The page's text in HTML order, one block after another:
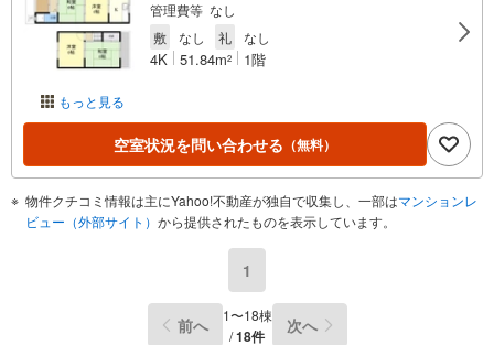
もっと見る
管理費等 なし
敷
なし 礼 なし
4K 51.84m2 1階
空室状況を問い合わせる （無料）
物件クチコミ情報は主にYahoo!不動産が独自で収集し、一部はマンションレ
ビュー（外部サイト） から提供されたものを表示しています。
1
前へ
1〜18棟
/18件 次へ